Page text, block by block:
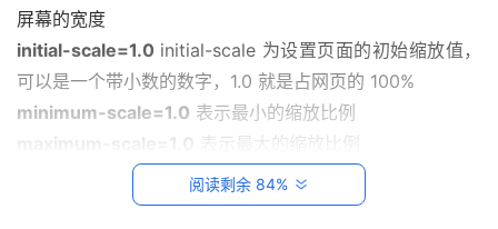
建
站
知
识
屏幕的宽度
initial-scale=1.0 ini­tial-scale 为设置页面的初始缩放值，
可以是一个带小数的数字，1.0 就是占网页的 100%
minimum-scale=1.0 表示最小的缩放比例
maximum-scale=1.0 表示最大的缩放比例
user-scalable=no
表示用户是否可以调整缩放比例，值
为”no” 或”yes”
阅读剩余 84%